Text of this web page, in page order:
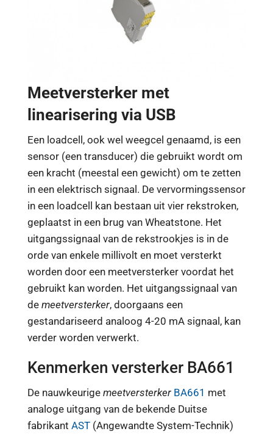
Meetversterker met
linearisering via USB
Een loadcell, ook wel weegcel genaamd, is een
sensor (een transducer) die gebruikt wordt om
een kracht (meestal een gewicht) om te zetten
in een elektrisch signaal. De vervormingssensor
in een loadcell kan bestaan uit vier rekstroken,
geplaatst in een brug van Wheatstone. Het
uitgangssignaal van de rekstrookjes is in de
orde van enkele millivolt en moet versterkt
worden door een meetversterker voordat het
gebruikt kan worden. Het uitgangssignaal van
de meetversterker, doorgaans een
gestandariseerd analoog 4-20 mA signaal, kan
verder worden verwerkt.
Kenmerken versterker BA661
De nauwkeurige meetversterker BA661 met
analoge uitgang van de bekende Duitse
fabrikant AST (Angewandte System-Technik)